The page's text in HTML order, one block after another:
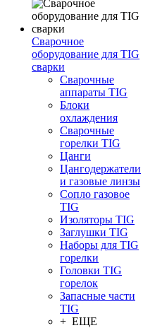
Сварочное
оборудование для TIG
сварки
Сварочные
аппараты TIG
Блоки
охлаждения
Сварочные
горелки TIG
Цанги
Цангодержатели
и газовые линзы
Сопло газовое
TIG
Изоляторы TIG
Заглушки TIG
Наборы для TIG
горелки
Головки TIG
горелок
Запасные части
TIG
+ ЕЩЕ